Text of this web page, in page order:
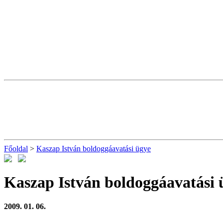
Főoldal > Kaszap István boldoggáavatási ügye
Kaszap István boldoggáavatási
2009. 01. 06.